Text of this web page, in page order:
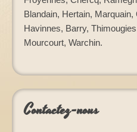
Blandain, Hertain,
Havinnes, Barry,
Mourcourt, Warchin.
Contactez-nous